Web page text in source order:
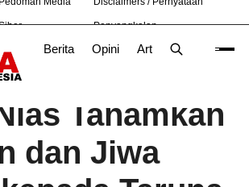
Penyangkalan
Berita Opini Artikel
Ekonomi Informasi Nasional
Tanamkan
dan Jiwa